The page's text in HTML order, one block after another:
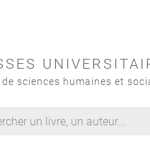
sciences humaines et